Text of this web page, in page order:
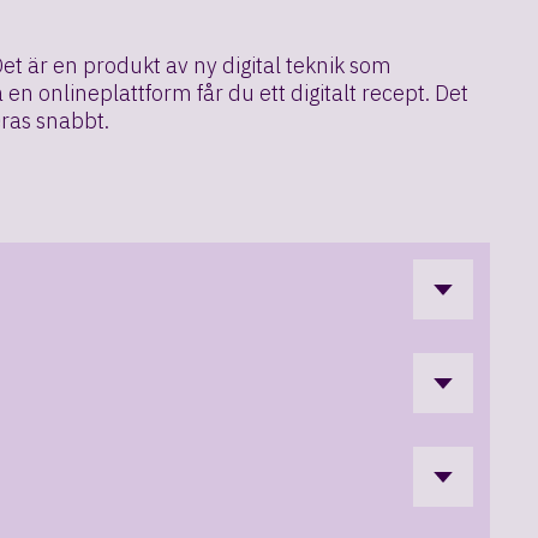
är en produkt av ny digital teknik som
onlineplattform får du ett digitalt recept. Det
snabbt.